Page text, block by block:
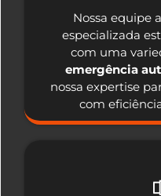
Nossa equipe
especializada
com uma
emergência
nossa expertise
com